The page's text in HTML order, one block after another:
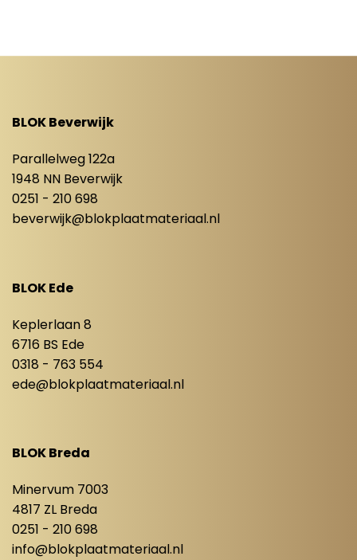
BLOK Beverwijk
Parallelweg 122a
1948 NN Beverwijk
0251 - 210 698
beverwijk@blokplaatmateriaal.nl
BLOK Ede
Keplerlaan 8
6716 BS Ede
0318 - 763 554
ede@blokplaatmateriaal.nl
BLOK Breda
Minervum 7003
4817 ZL Breda
0251 - 210 698
info@blokplaatmateriaal.nl